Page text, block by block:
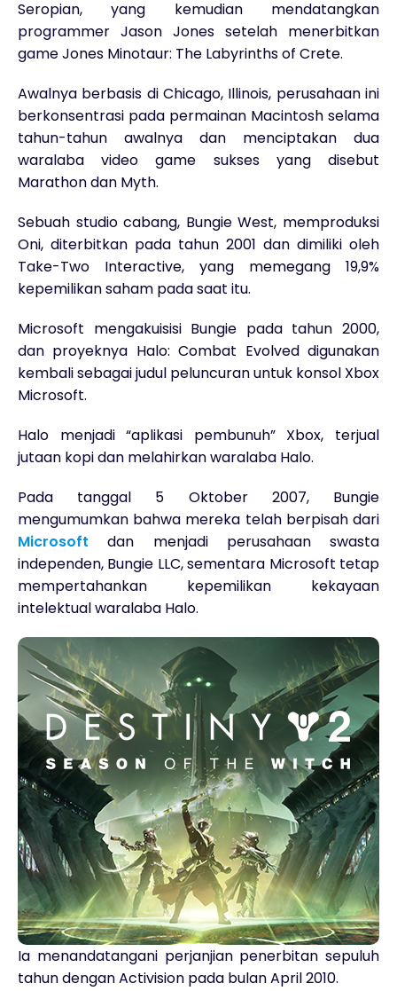
Seropian, yang kemudian mendatangkan
programmer Jason Jones setelah menerbitkan
game Jones Minotaur: The Labyrinths of Crete.
Awalnya berbasis di Chicago, Illinois, perusahaan ini
berkonsentrasi pada permainan Macintosh selama
tahun-tahun awalnya dan menciptakan dua
waralaba video game sukses yang disebut
Marathon dan Myth.
Sebuah studio cabang, Bungie West, memproduksi
Oni, diterbitkan pada tahun 2001 dan dimiliki oleh
Take-Two Interactive, yang memegang 19,9%
kepemilikan saham pada saat itu.
Microsoft mengakuisisi Bungie pada tahun 2000,
dan proyeknya Halo: Combat Evolved digunakan
kembali sebagai judul peluncuran untuk konsol Xbox
Microsoft.
Halo menjadi “aplikasi pembunuh” Xbox, terjual
jutaan kopi dan melahirkan waralaba Halo.
Pada tanggal 5 Oktober 2007, Bungie
mengumumkan bahwa mereka telah berpisah dari
Microsoft dan menjadi perusahaan swasta
independen, Bungie LLC, sementara Microsoft tetap
mempertahankan kepemilikan kekayaan
intelektual waralaba Halo.
Ia menandatangani perjanjian penerbitan sepuluh
tahun dengan Activision pada bulan April 2010.